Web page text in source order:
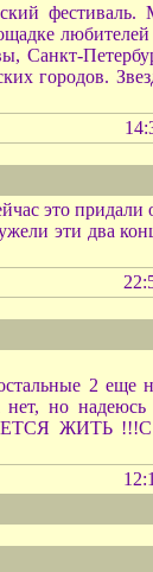
фестиваль.
Санкт-
городов.
это придали
эти два
2 еще
но надеюсь
ЖИТЬ !!!С